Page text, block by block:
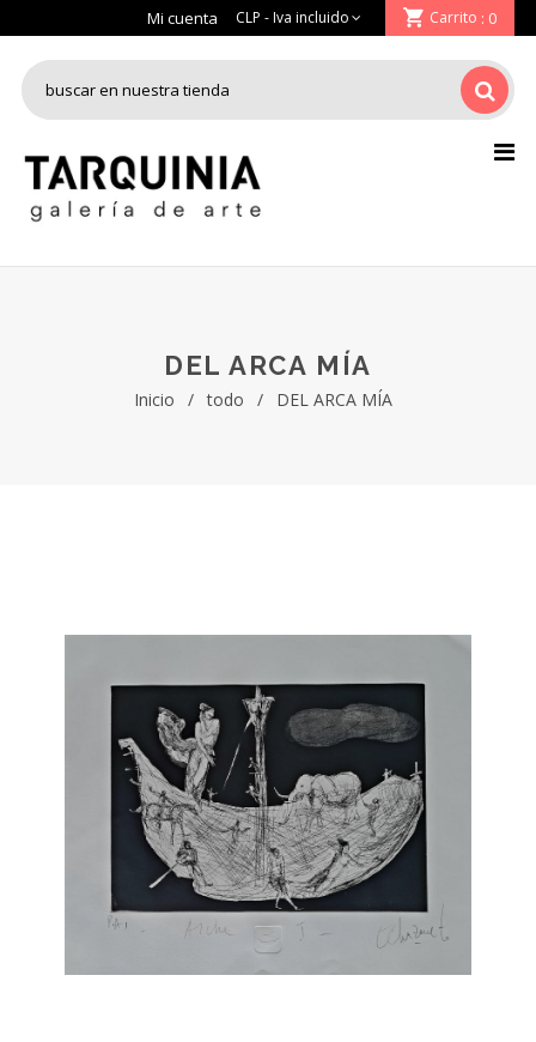
Mi cuenta Carrito : 0
DEL ARCA MÍA
Inicio / todo / DEL ARCA MÍA